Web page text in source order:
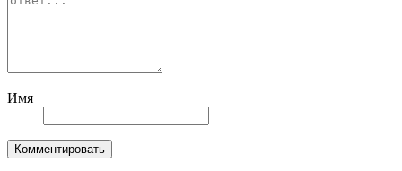
Имя
Комментировать